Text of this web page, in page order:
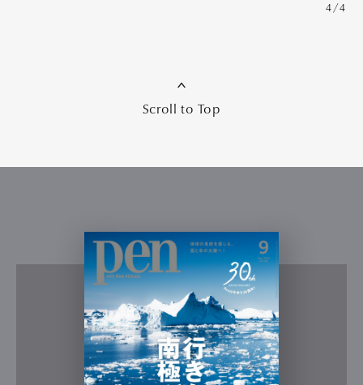
4/4
Scroll to Top